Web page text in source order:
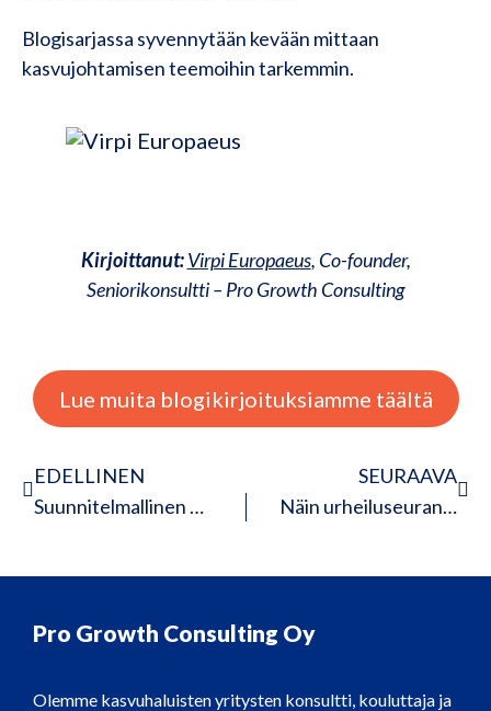
Blogisarjassa syvennytään kevään mittaan
kasvujohtamisen teemoihin tarkemmin.
Kirjoittanut:Virpi Europaeus, Co-founder,
Seniorikonsultti – Pro Growth Consulting
Lue muita blogikirjoituksiamme täältä
EDELLINEN
Suunnitelmallinen markkinointi toi varmuutta hyvinvointiyrittäjän arkeen
SEURAAVA
Näin urheiluseuran markkinointi sai uuden selkeämmän suunnan
Pro Growth Consulting Oy
Olemme kasvuhaluisten yritysten konsultti, kouluttaja ja